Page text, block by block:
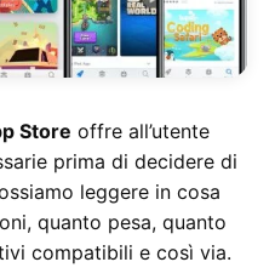
Store offre all’utente
prima di decidere di
leggere in cosa
quanto pesa, quanto
compatibili e così via.